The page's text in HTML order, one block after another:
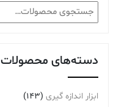
جستجو
برای:
دسته‌های محصولات
ابزار اندازه گیری (143)